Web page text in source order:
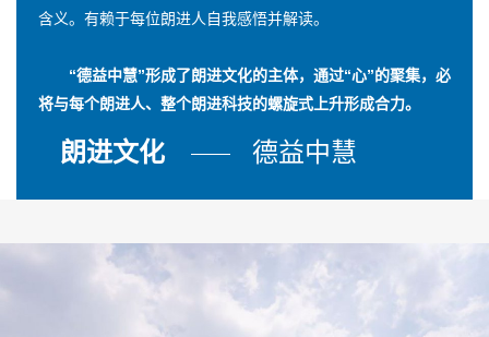
含义。有赖于每位朗进人自我感悟并解读。
“德益中慧”形成了朗进文化的主体，通过“心”的聚集，必
将与每个朗进人、整个朗进科技的螺旋式上升形成合力。
朗进文化 德益中慧